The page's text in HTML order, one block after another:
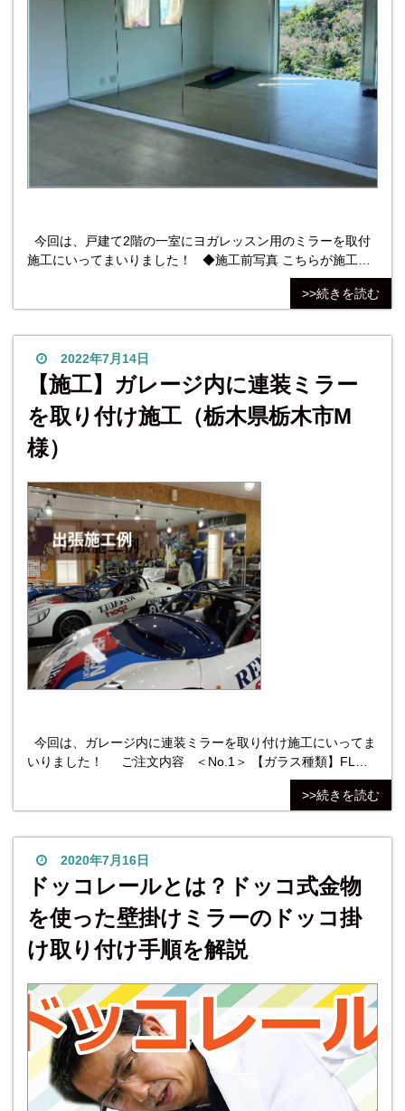
今回は、戸建て2階の一室にヨガレッスン用のミラーを取付
施工にいってまいりました！ ◆施工前写真 こちらが施工前
の写真になります。 こちらの白い壁に扉までの一面に連装ミ
長チャンネルを使用して連装に取付して
>>続きを読む
2022年7月14日
【施工】ガレージ内に連装ミラー
を取り付け施工（栃木県栃木市M
様）
今回は、ガレージ内に連装ミラーを取り付け施工にいってま
いりました！ ご注文内容 ＜No.1＞ 【ガラス種類】FLM5:
クリアミラー／5mm 【ガラスサイズ】W900mm×H2100mm
>>続きを読む
2020年7月16日
ドッコレールとは？ドッコ式金物
を使った壁掛けミラーのドッコ掛
け取り付け手順を解説